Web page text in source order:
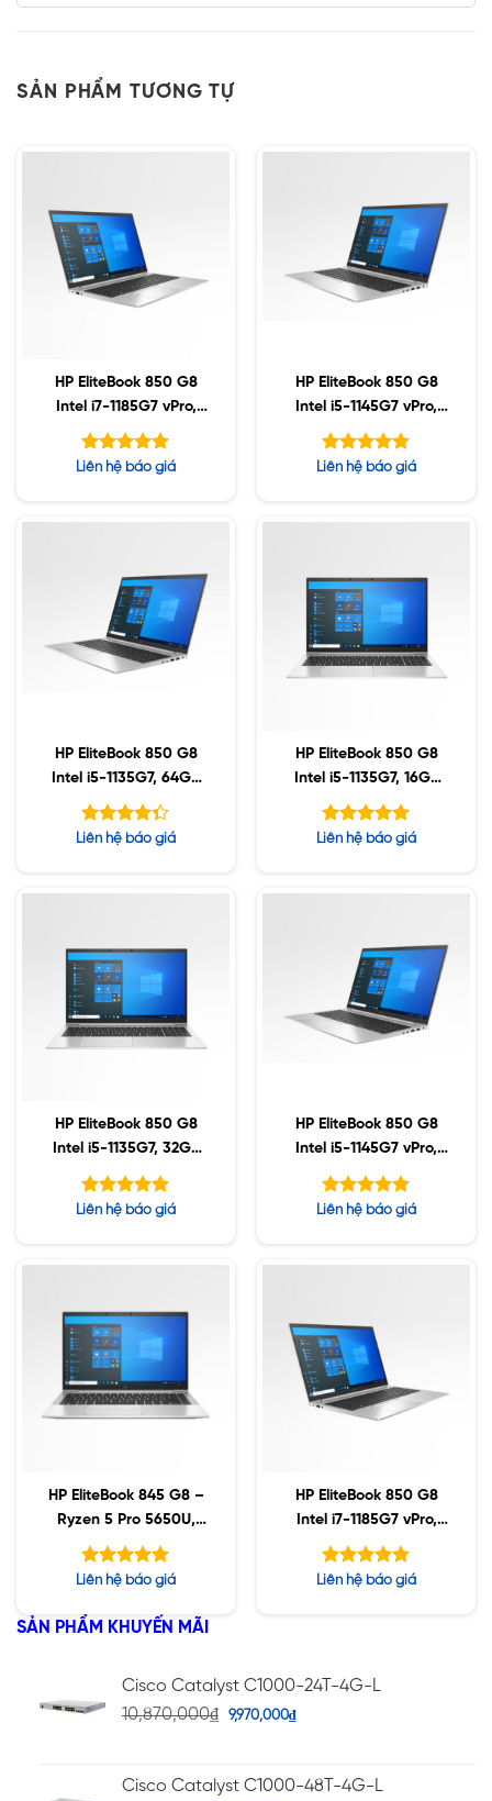
SẢN PHẨM TƯƠNG TỰ
HP EliteBook 850 G8
Intel i7-1185G7 vPro,
32GB, 1TB SSD, 15.6″
Được xếp
Liên hệ báo giá
HP EliteBook 850 G8
Intel i5-1145G7 vPro,
16GB DDR4, 256GB
Được xếp
Liên hệ báo giá
HP EliteBook 850 G8
Intel i5-1135G7, 64GB
DDR4, 1TB SSD, 15.6″
FHD, Win10
Được xếp
Liên hệ báo giá
HP EliteBook 850 G8
Intel i5-1135G7, 16GB
DDR4, 512GB SSD,
15.6″ FHD, Win10
Được xếp
Liên hệ báo giá
HP EliteBook 850 G8
Intel i5-1135G7, 32GB
DDR4, 256GB SSD,
15.6″ FHD, Win10
Được xếp
Liên hệ báo giá
HP EliteBook 850 G8
Intel i5-1145G7 vPro,
64GB DDR4, 256GB
SSD, 15.6″ FHD, Win10
(Sao chép)
Được xếp
Liên hệ báo giá
HP EliteBook 845 G8 –
Ryzen 5 Pro 5650U,
16GB, 1TB SSD, 14″
Được xếp
5 sao
Liên hệ báo giá
HP EliteBook 850 G8
Intel i7-1185G7 vPro,
64GB, 1TB SSD, 15.6″
Được xếp
Liên hệ báo giá
SẢN PHẨM KHUYẾN MÃI
Cisco Catalyst C1000-24T-4G-L
10,870,000₫ 9,970,000₫
Cisco Catalyst C1000-48T-4G-L